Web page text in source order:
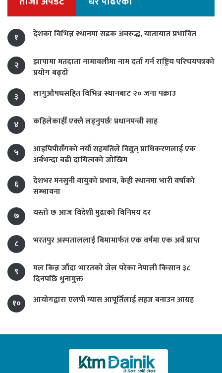
१ देशका विभिन्न स्थानमा सडक अवरुद्ध, यातायात प्रभावित
२
झापामा मतदाता नामावलीमा नाम दर्ता गर्न राष्ट्रिय परिचयपत्रको
प्रयोग बढ्दो
३
लागुऔषधसहित विभिन्न स्थानबाट २० जना पक्राउ
४ कहिलेकाहीँ एक्लै लड्नुपर्छः प्रधानमन्त्री साह
५
आइपिपीसँगको नयाँ सहमतिले विद्युत् प्राधिकरणलाई एक
अर्बभन्दा बढी दायित्वको जोखिम
६
देशभर मनसुनी वायुको प्रभाव, केही स्थानमा भारी वर्षाको
सम्भावना
७
यस्तो छ आज विदेशी मुद्राको विनिमय दर
८ भरतपुर अस्पताललाई बिमामार्फत एक वर्षमा एक अर्ब प्राप्त
९
मल किन्न जाँदा भारतको जेल परेका नेपाली किसान ३८
दिनपछि थुनामुक्त
१०
आयोगद्वारा एलपी ग्यास आपूर्तिलाई सहज बनाउन आग्रह